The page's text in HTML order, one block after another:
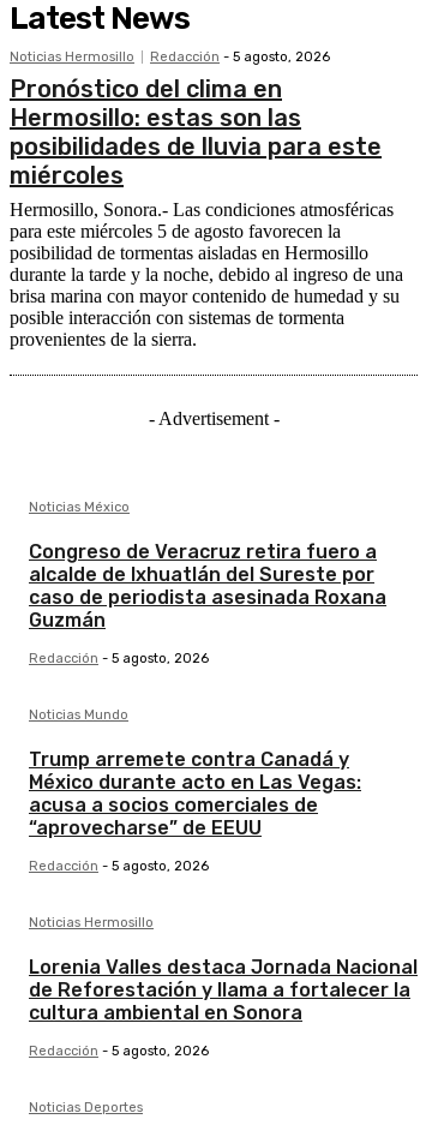
Latest News
Noticias Hermosillo Redacción - 5 agosto, 2026
Pronóstico del clima en
Hermosillo: estas son las
posibilidades de lluvia para este
miércoles
Hermosillo, Sonora.- Las condiciones atmosféricas
para este miércoles 5 de agosto favorecen la
posibilidad de tormentas aisladas en Hermosillo
durante la tarde y la noche, debido al ingreso de una
brisa marina con mayor contenido de humedad y su
posible interacción con sistemas de tormenta
provenientes de la sierra.
- Advertisement -
Noticias México
Congreso de Veracruz retira fuero a
alcalde de Ixhuatlán del Sureste por
caso de periodista asesinada Roxana
Guzmán
Redacción - 5 agosto, 2026
Noticias Mundo
Trump arremete contra Canadá y
México durante acto en Las Vegas:
acusa a socios comerciales de
“aprovecharse” de EEUU
Redacción - 5 agosto, 2026
Noticias Hermosillo
Lorenia Valles destaca Jornada Nacional
de Reforestación y llama a fortalecer la
cultura ambiental en Sonora
Redacción - 5 agosto, 2026
Noticias Deportes